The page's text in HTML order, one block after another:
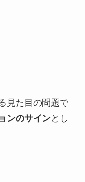
見た目の問題で
ンのサインとし